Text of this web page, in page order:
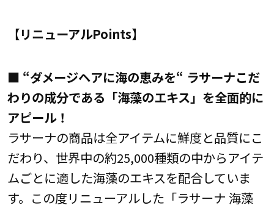
【リニューアルPoints】
■ “ダメージヘアに海の恵みを“ ラサーナこだ
わりの成分である「海藻のエキス」を全面的に
アピール！
ラサーナの商品は全アイテムに鮮度と品質にこ
だわり、世界中の約25,000種類の中からアイテ
ムごとに適した海藻のエキスを配合していま
す。この度リニューアルした「ラサーナ 海藻